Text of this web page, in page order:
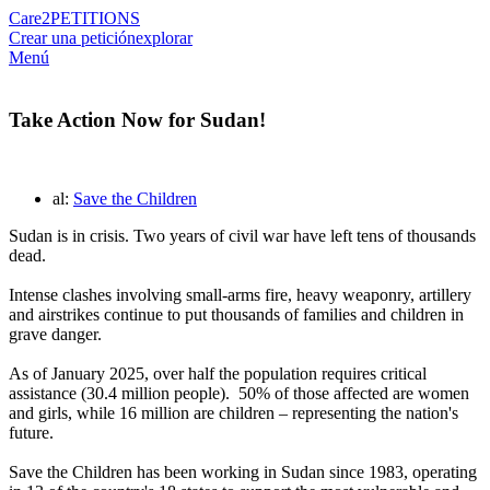
Care2PETITIONS
Crear una peticiónexplorar
Menú
Take Action Now for Sudan!
al: Save the Children
Sudan is in crisis. Two years of civil war have left tens of thousands
dead.
Intense clashes involving small-arms fire, heavy weaponry, artillery
and airstrikes continue to put thousands of families and children in
grave danger.
As of January 2025, over half the population requires critical
assistance (30.4 million people). 50% of those affected are women
and girls, while 16 million are children – representing the nation's
future.
Save the Children has been working in Sudan since 1983, operating